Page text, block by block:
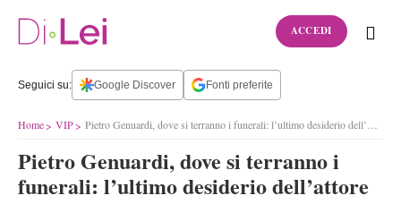
ACCEDI
Seguici su: Google Discover Fonti preferite
Home VIP Pietro Genuardi, dove si terranno i funerali: l’ultimo desiderio dell’attore
Pietro Genuardi, dove si terranno i
funerali: l’ultimo desiderio dell’attore